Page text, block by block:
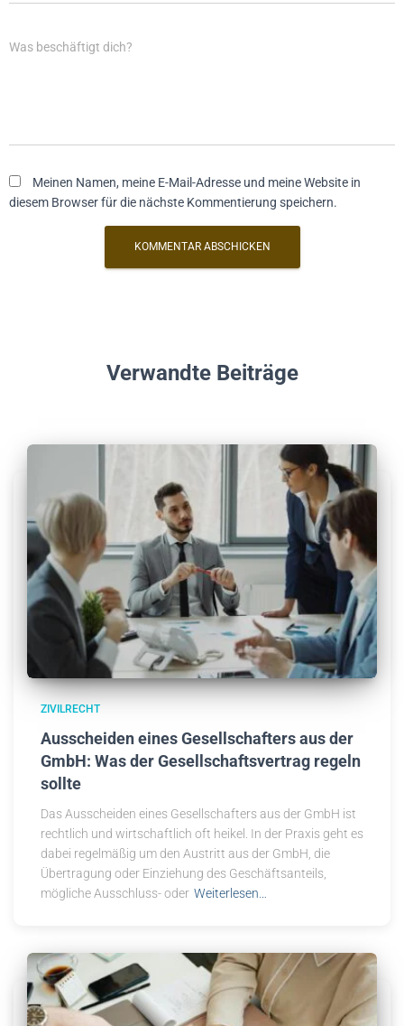
Was beschäftigt dich?
Meinen Namen, meine E-Mail-Adresse und meine Website in
diesem Browser für die nächste Kommentierung speichern.
Verwandte Beiträge
ZIVILRECHT
Ausscheiden eines Gesellschafters aus der
GmbH: Was der Gesellschaftsvertrag regeln
sollte
Das Ausscheiden eines Gesellschafters aus der GmbH ist
rechtlich und wirtschaftlich oft heikel. In der Praxis geht es
dabei regelmäßig um den Austritt aus der GmbH, die
Übertragung oder Einziehung des Geschäftsanteils,
mögliche Ausschluss- oder Weiterlesen…